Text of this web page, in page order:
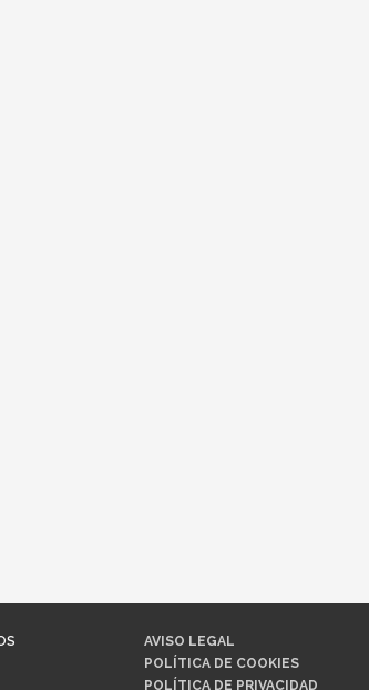
AVISO LEGAL
POLÍTICA DE COOKIES
POLÍTICA DE PRIVACIDAD